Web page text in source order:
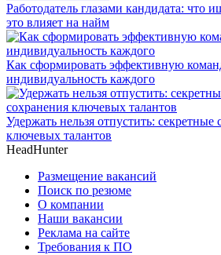
Работодатель глазами кандидата: что
это влияет на найм
Как сформировать эффективную
индивидуальность каждого
Удержать нельзя отпустить: секретные
ключевых талантов
HeadHunter
Размещение вакансий
Поиск по резюме
О компании
Наши вакансии
Реклама на сайте
Требования к ПО